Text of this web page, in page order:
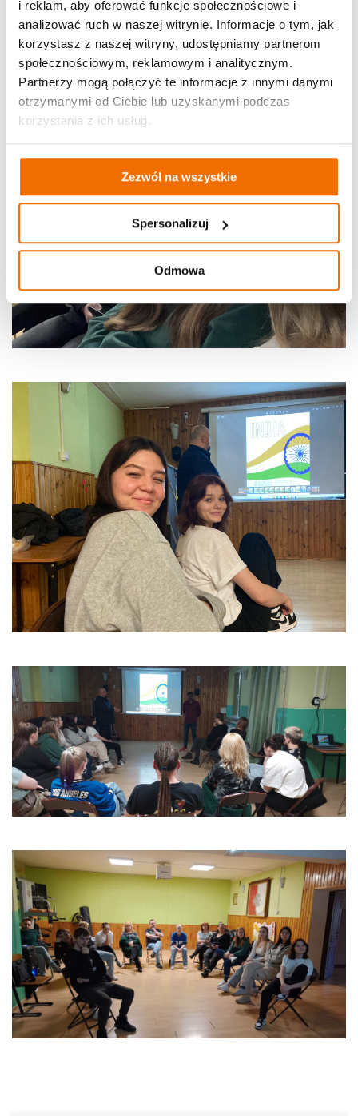
i reklam, aby oferować funkcje społecznościowe i
analizować ruch w naszej witrynie. Informacje o tym, jak
korzystasz z naszej witryny, udostępniamy partnerom
społecznościowym, reklamowym i analitycznym.
Partnerzy mogą połączyć te informacje z innymi danymi
otrzymanymi od Ciebie lub uzyskanymi podczas
korzystania z ich usług.
Zezwól na wszystkie
Spersonalizuj
Odmowa